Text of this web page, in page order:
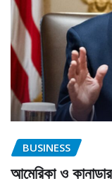
BUSINESS
আমেরিকা ও